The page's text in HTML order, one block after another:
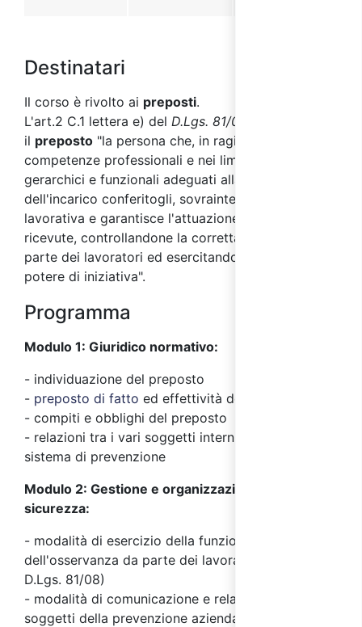
Destinatari
Il corso è rivolto ai preposti.
L'art.2 C.1 lettera e) del D.Lgs. 81/08
il preposto "la persona che, in ragione delle
competenze professionali e nei limiti dei poteri
gerarchici e funzionali adeguati alla natura
dell'incarico conferitogli, sovraintende all'attività
lavorativa e garantisce l'attuazione delle direttive
ricevute, controllandone la corretta esecuzione da
parte dei lavoratori ed esercitando un funzionale
potere di iniziativa".
Programma
Modulo 1: Giuridico normativo:
- individuazione del preposto
- preposto di fatto ed effettività del ruolo
- compiti e obblighi del preposto
- relazioni tra i vari soggetti interni ed esterni del
sistema di prevenzione
Modulo 2: Gestione e organizzazione della
sicurezza:
- modalità di esercizio della funzione di controllo
dell'osservanza da parte dei lavoratori (art. 19 del
D.Lgs. 81/08)
- modalità di comunicazione e relazione con i
soggetti della prevenzione aziendale